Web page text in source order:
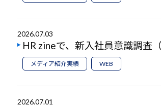
2026.07.03
HR zineで、新入社員意識調査
メディア紹介実績 WEB
2026.07.01